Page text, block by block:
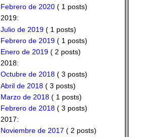
Febrero de 2020( 1 posts)
2019:
Julio de 2019( 1 posts)
Febrero de 2019( 1 posts)
Enero de 2019( 2 posts)
2018:
Octubre de 2018( 3 posts)
Abril de 2018( 3 posts)
Marzo de 2018( 1 posts)
Febrero de 2018( 3 posts)
2017:
Noviembre de 2017 ( 2 posts)